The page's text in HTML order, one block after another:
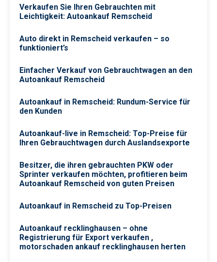
Verkaufen Sie Ihren Gebrauchten mit
Leichtigkeit: Autoankauf Remscheid
Auto direkt in Remscheid verkaufen – so
funktioniert’s
Einfacher Verkauf von Gebrauchtwagen an den
Autoankauf Remscheid
Autoankauf in Remscheid: Rundum-Service für
den Kunden
Autoankauf-live in Remscheid: Top-Preise für
Ihren Gebrauchtwagen durch Auslandsexporte
Besitzer, die ihren gebrauchten PKW oder
Sprinter verkaufen möchten, profitieren beim
Autoankauf Remscheid von guten Preisen
Autoankauf in Remscheid zu Top-Preisen
Autoankauf recklinghausen – ohne
Registrierung für Export verkaufen ,
motorschaden ankauf recklinghausen herten